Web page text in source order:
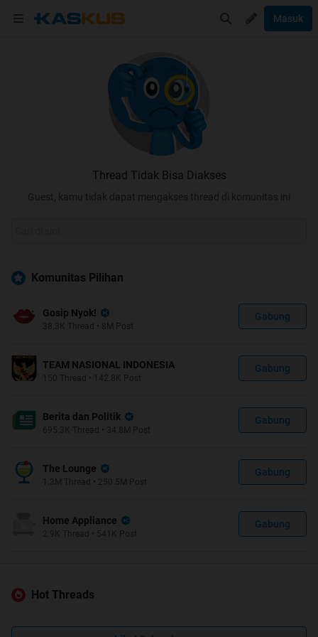
Masuk
Thread Tidak Bisa Diakses
Guest, kamu tidak dapat mengakses thread di komunitas ini
Komunitas Pilihan
Gosip Nyok!
38.3K Thread • 8M Post
Gabung
TEAM NASIONAL INDONESIA
150 Thread • 142.8K Post
Gabung
Berita dan Politik
695.3K Thread • 34.8M Post
Gabung
The Lounge
1.3M Thread • 250.5M Post
Gabung
Home Appliance
2.9K Thread • 541K Post
Gabung
Hot Threads